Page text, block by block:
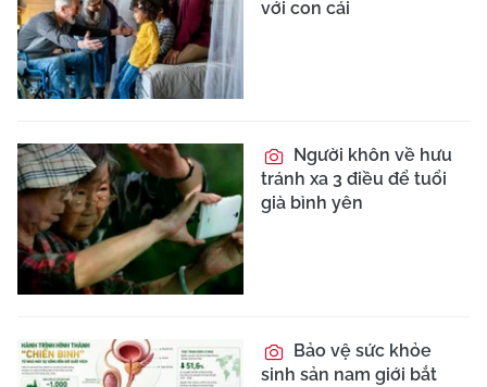
với con cái
Người khôn về hưu
tránh xa 3 điều để tuổi
già bình yên
Bảo vệ sức khỏe
sinh sản nam giới bắt